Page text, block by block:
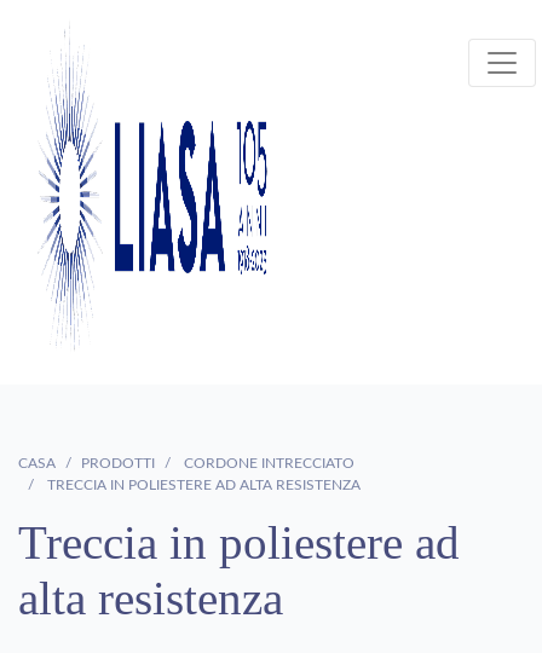
CASA PRODOTTI
CORDONE INTRECCIATO
TRECCIA IN POLIESTERE AD ALTA RESISTENZA
Treccia in poliestere ad
alta resistenza